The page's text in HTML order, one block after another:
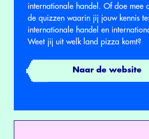
internationale handel. Of doe mee
de quizzen waarin jij jouw kennis
internationale handel en
Weet jij uit welk land pizza komt?
Naar de website